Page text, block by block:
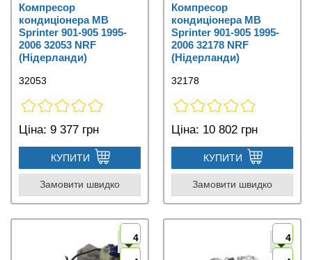
Компресор
кондиціонера MB
Sprinter 901-905 1995-
2006 32053 NRF
(Нідерланди)
32053
Ціна: 9 377 грн
КУПИТИ
Замовити швидко
Компресор
кондиціонера MB
Sprinter 901-905 1995-
2006 32178 NRF
(Нідерланди)
32178
Ціна: 10 802 грн
КУПИТИ
Замовити швидко
4 4